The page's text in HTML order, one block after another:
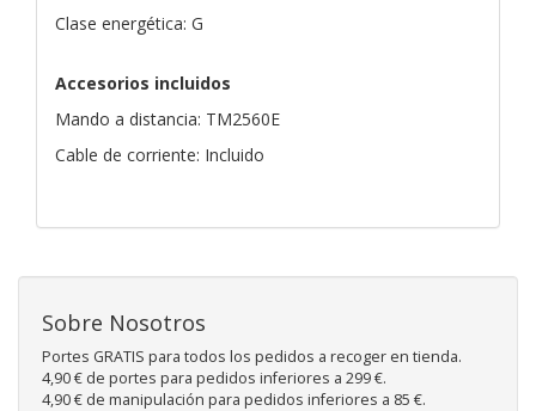
Clase energética: G
Accesorios incluidos
Mando a distancia: TM2560E
Cable de corriente: Incluido
Sobre Nosotros
Portes GRATIS para todos los pedidos a recoger en tienda.
4,90 € de portes para pedidos inferiores a 299 €.
4,90 € de manipulación para pedidos inferiores a 85 €.